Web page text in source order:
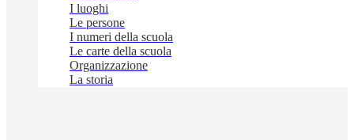
I luoghi
Le persone
I numeri della scuola
Le carte della scuola
Organizzazione
La storia